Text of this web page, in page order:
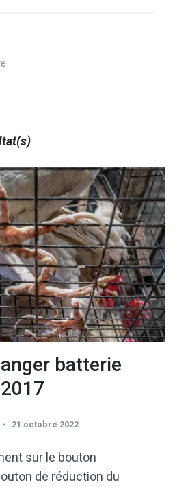
batterie
21 octobre 2022
sur le bouton
de réduction du